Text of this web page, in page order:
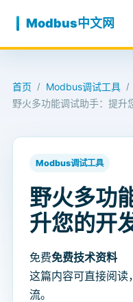
Modbus中文网
首页 / Modbus调试工具 /
野火多功能调试助手：提升
Modbus调试工具
野火多功
升您的开
免费免费技术资料
这篇内容可直接阅读
流。